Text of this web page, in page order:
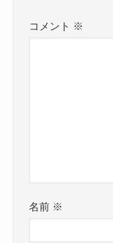
コメント ※
名前 ※